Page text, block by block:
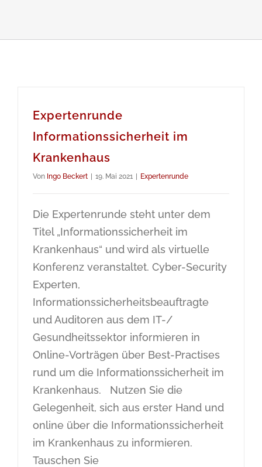
Expertenrunde
Informationssicherheit im
Krankenhaus
Von Ingo Beckert 19. Mai 2021 Expertenrunde
Die Expertenrunde steht unter dem
Titel „Informationssicherheit im
Krankenhaus“ und wird als virtuelle
Konferenz veranstaltet. Cyber-Security
Experten,
Informationssicherheitsbeauftragte
und Auditoren aus dem IT-/
Gesundheitssektor informieren in
Online-Vorträgen über Best-Practises
rund um die Informationssicherheit im
Krankenhaus. Nutzen Sie die
Gelegenheit, sich aus erster Hand und
online über die Informationssicherheit
im Krankenhaus zu informieren.
Tauschen Sie